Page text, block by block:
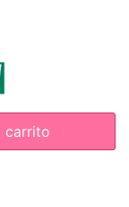
carrito